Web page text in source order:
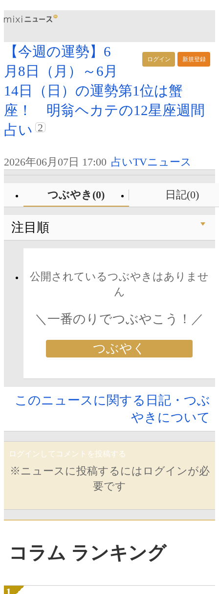
ログイン 新規登録
【今週の運勢】6
月8日（月）～6月
14日（日）の運勢第1位は蟹
座！ 明翁ヘカテの12星座週間
占い 2
2026年06月07日 17:00 占いTVニュース
つぶやき(0) 日記(0)
注目順
公開されているつぶやきはありませ
ん
＼一番のりでつぶやこう！／
つぶやく
このニュースに関する日記・つぶ
やきについて
ログインしてコメントを投稿する
※ニュースに投稿するにはログインが必
要です
コラム ランキング